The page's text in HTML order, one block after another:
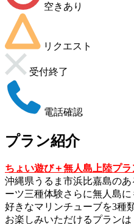
空きあり
リクエスト
受付終了
電話確認
プラン紹介
ちょい遊び＋無人島上陸プラ
沖縄県うるま市浜比嘉島の
ーツ三種体験さらに無人島
好きなマリンチューブを3種
お楽しみいただけるプラン